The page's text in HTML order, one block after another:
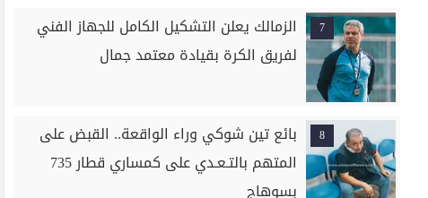
7
الزمالك يعلن التشكيل الكامل للجهاز الفني
لفريق الكرة بقيادة معتمد جمال
8
بائع تين شوكي وراء الواقعة.. القبض على
المتهم بالتـعـدي على كمساري قطار 735
بسوهاج